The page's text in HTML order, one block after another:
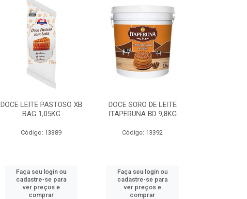
DOCE LEITE PASTOSO XB
BAG 1,05KG
Código: 13389
Faça seu login ou
cadastre-se para
ver preços e
comprar
DOCE SORO DE LEITE
ITAPERUNA BD 9,8KG
Código: 13392
Faça seu login ou
cadastre-se para
ver preços e
comprar